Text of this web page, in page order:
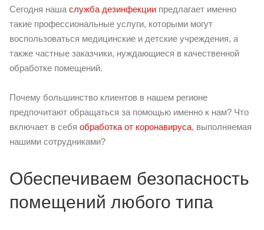
Сегодня наша служба дезинфекции предлагает именно
такие профессиональные услуги, которыми могут
воспользоваться медицинские и детские учреждения, а
также частные заказчики, нуждающиеся в качественной
обработке помещений.
Почему большинство клиентов в нашем регионе
предпочитают обращаться за помощью именно к нам? Что
включает в себя обработка от коронавируса, выполняемая
нашими сотрудниками?
Обеспечиваем безопасность
помещений любого типа